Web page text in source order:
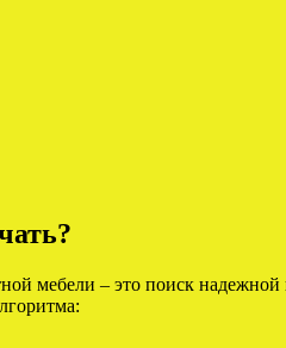
мебели – это поиск